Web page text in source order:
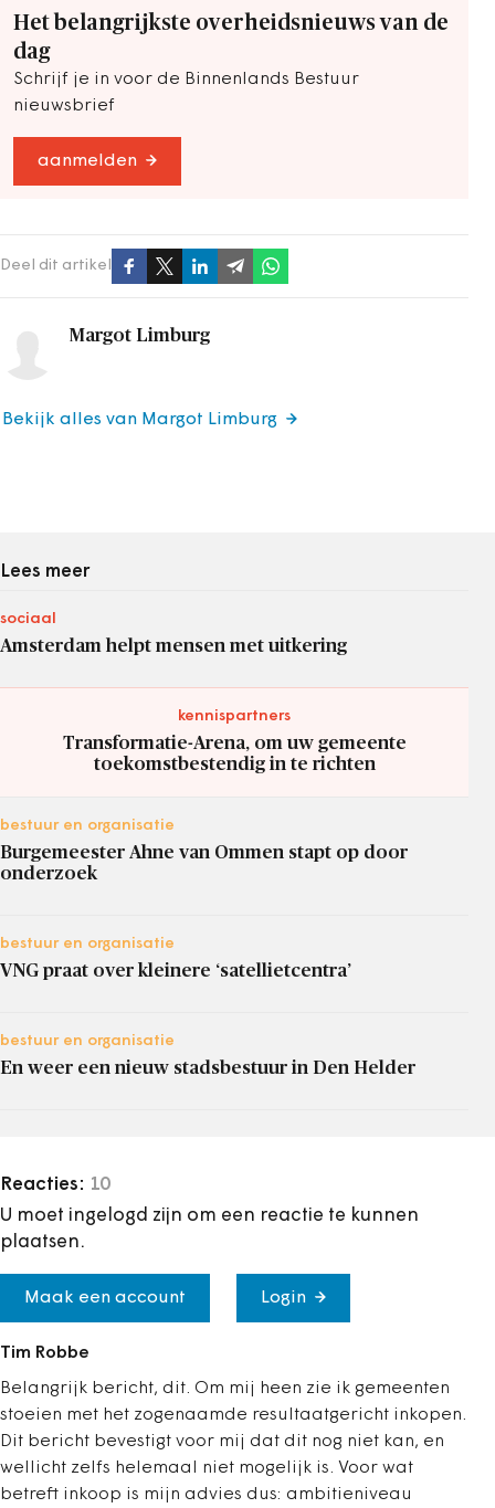
Het belangrijkste overheidsnieuws van de
dag
Schrijf je in voor de Binnenlands Bestuur
nieuwsbrief
aanmelden
Deel dit artikel
Margot Limburg
Bekijk alles van Margot Limburg
Lees meer
sociaal
Amsterdam helpt mensen met uitkering
kennispartners
Transformatie-Arena, om uw gemeente
toekomstbestendig in te richten
bestuur en organisatie
Burgemeester Ahne van Ommen stapt op door
onderzoek
bestuur en organisatie
VNG praat over kleinere ‘satellietcentra’
bestuur en organisatie
En weer een nieuw stadsbestuur in Den Helder
Reacties: 10
U moet ingelogd zijn om een reactie te kunnen
plaatsen.
Maak een account Login
Tim Robbe
Belangrijk bericht, dit. Om mij heen zie ik gemeenten
stoeien met het zogenaamde resultaatgericht inkopen.
Dit bericht bevestigt voor mij dat dit nog niet kan, en
wellicht zelfs helemaal niet mogelijk is. Voor wat
betreft inkoop is mijn advies dus: ambitieniveau